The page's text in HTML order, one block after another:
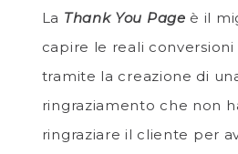
La Thank You Page è il
capire le reali conversioni
tramite la creazione di
ringraziamento che non
ringraziare il cliente per